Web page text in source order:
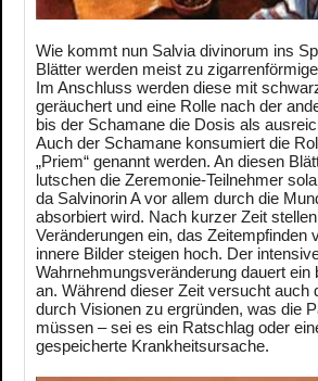
Wie kommt nun Salvia divinorum ins
Blätter werden meist zu
Im Anschluss werden diese mit
geräuchert und eine Rolle nach der
bis der Schamane die Dosis als
Auch der Schamane konsumiert die
„Priem“ genannt werden. An diesen
lutschen die Zeremonie-Teilnehmer
da Salvinorin A vor allem durch die
absorbiert wird. Nach kurzer Zeit
Veränderungen ein, das Zeitempfinden
innere Bilder steigen hoch. Der
Wahrnehmungsveränderung dauert ein
an. Während dieser Zeit versucht auch
durch Visionen zu ergründen, was die
müssen – sei es ein Ratschlag oder
gespeicherte Krankheitsursache.